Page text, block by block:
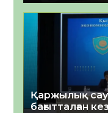
Қаржылық
бағытталған